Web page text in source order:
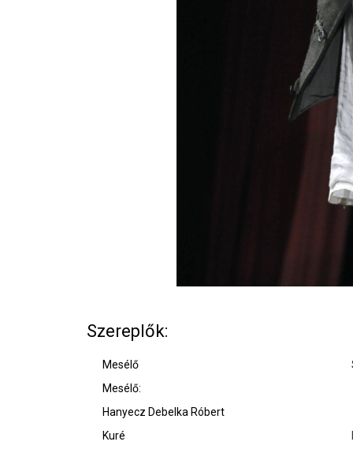
Szereplők:
Mesélő
Mesélő:
Hanyecz Debelka Róbert
Kuré